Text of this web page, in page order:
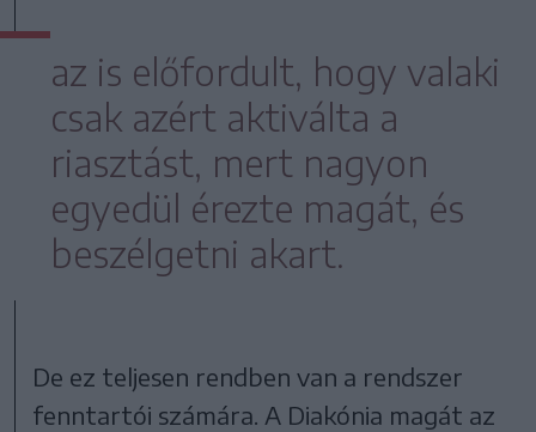
az is előfordult, hogy valaki
csak azért aktiválta a
riasztást, mert nagyon
egyedül érezte magát, és
beszélgetni akart.
De ez teljesen rendben van a rendszer
fenntartói számára. A Diakónia magát az